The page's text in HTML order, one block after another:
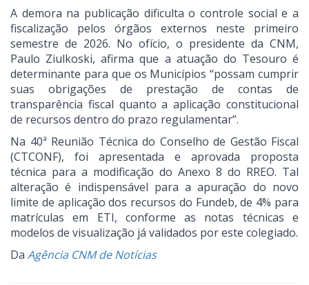
A demora na publicação dificulta o controle social e a
fiscalização pelos órgãos externos neste primeiro
semestre de 2026. No ofício, o presidente da CNM,
Paulo Ziulkoski, afirma que a atuação do Tesouro é
determinante para que os Municípios “possam cumprir
suas obrigações de prestação de contas de
transparência fiscal quanto a aplicação constitucional
de recursos dentro do prazo regulamentar”.
Na 40ª Reunião Técnica do Conselho de Gestão Fiscal
(CTCONF), foi apresentada e aprovada proposta
técnica para a modificação do Anexo 8 do RREO. Tal
alteração é indispensável para a apuração do novo
limite de aplicação dos recursos do Fundeb, de 4% para
matrículas em ETI, conforme as notas técnicas e
modelos de visualização já validados por este colegiado.
Da Agência CNM de Notícias